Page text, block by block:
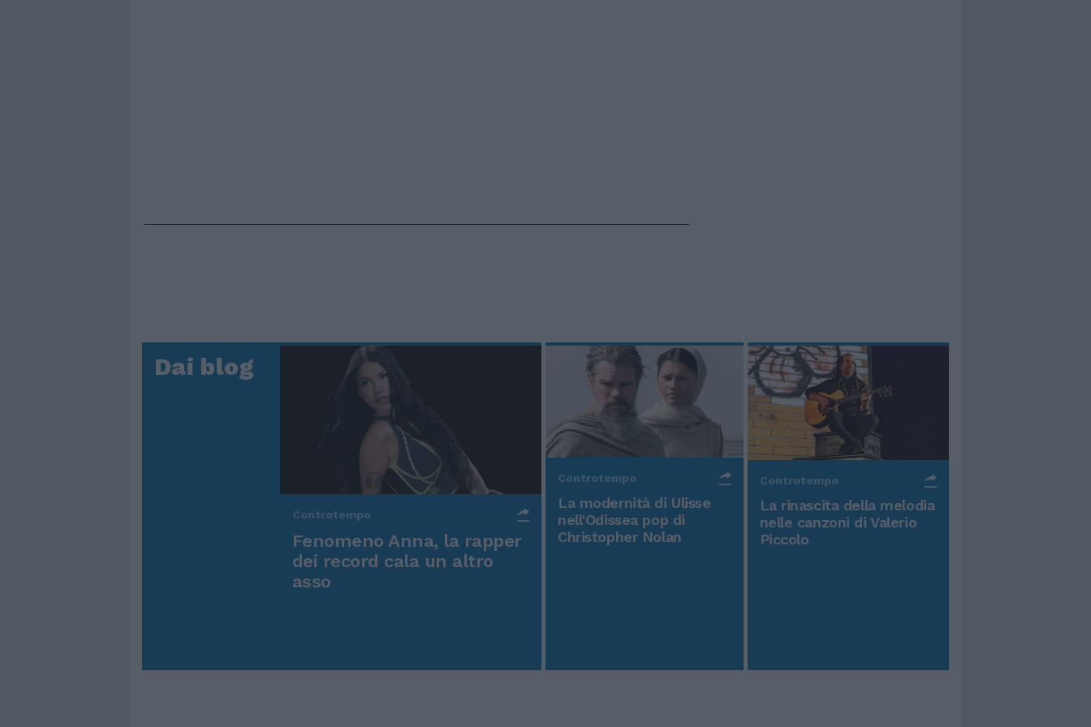
Dai blog
Controtempo
Fenomeno Anna, la rapper
dei record cala un altro
asso
Controtempo
La modernità di Ulisse
nell'Odissea pop di
Christopher Nolan
Controtempo
La rinascita della melodia
nelle canzoni di Valerio
Piccolo